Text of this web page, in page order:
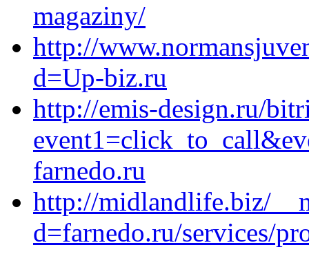
magaziny/
http://
d=Up-biz.ru
http://emis-design.ru/
farnedo.ru
http://midlandlife.biz/
d=farnedo.ru/services/